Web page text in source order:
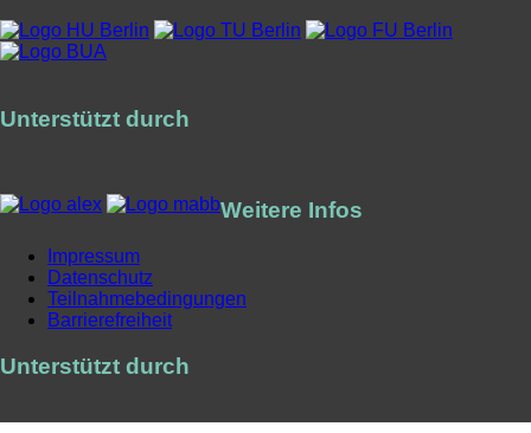
Unterstützt durch
Weitere Infos
Impressum
Datenschutz
Teilnahmebedingungen
Barrierefreiheit
Unterstützt durch